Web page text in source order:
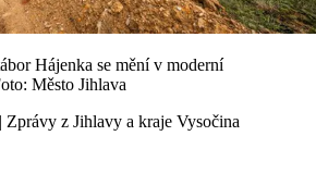
Hájenka se mění v moderní
Město Jihlava
Zprávy z Jihlavy a kraje Vysočina